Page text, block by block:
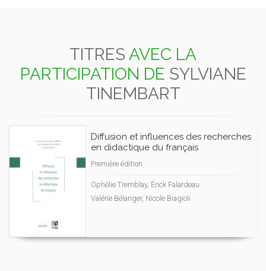
TITRES AVEC LA
PARTICIPATION DE SYLVIANE
TINEMBART
Diffusion et influences des recherches
en didactique du français
Première édition
Ophélie Tremblay, Érick Falardeau
Valérie Bélanger, Nicole Biagioli